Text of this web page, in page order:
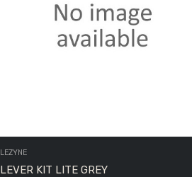
LEZYNE
LEVER KIT LITE GREY